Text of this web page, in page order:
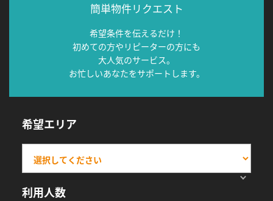
簡単物件リクエスト
希望条件を伝えるだけ！
初めての方やリピーターの方にも
大人気のサービス。
お忙しいあなたをサポートします。
希望エリア
利用人数